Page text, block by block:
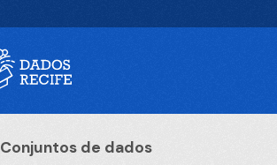
Conjuntos de dados